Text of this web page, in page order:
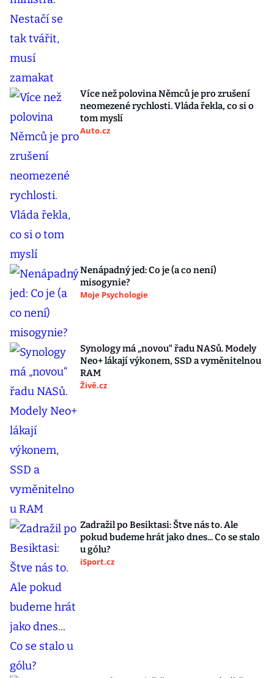
Více než polovina Němců je pro zrušení
neomezené rychlosti. Vláda řekla, co si o
tom myslí
Auto.cz
Nenápadný jed: Co je (a co není)
misogynie?
Moje Psychologie
Synology má „novou“ řadu NASů. Modely
Neo+ lákají výkonem, SSD a vyměnitelnou
RAM
Živě.cz
Zadražil po Besiktasi: Štve nás to. Ale
pokud budeme hrát jako dnes... Co se stalo
u gólu?
iSport.cz